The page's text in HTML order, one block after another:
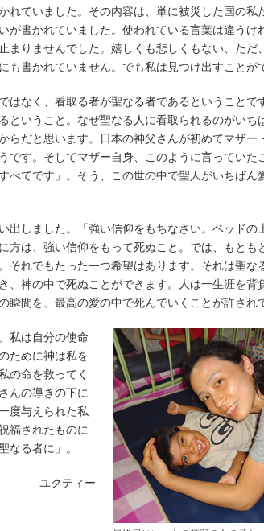
ていました。その内容は、単に被災した国の私
書かれていました。使われている言葉は違うけ
まりませんでした。嬉しくも悲しくもない、ただ
書かれていません。でも私は見つけ出すことが
なく、看取る者が聖なる者であるということで
いうこと。なぜ聖なる人に看取られるのがいち
だと思います。日本の神父さんが初めてマザー
す。そしてマザー自身、このように言っていた
てです」。そう、この世の中で聖人がいちばん
しました。「強い信仰をもちなさい。ベッドの
は、強い信仰をもって死ぬこと。では、もとも
れでもたった一つ希望はあります。それは聖な
、神の中で死ぬことができます。人は一生涯を背
間を、最高の愛の中で死んでいくことが許され
私は自分の使命
ために神は私を
の命を救ってく
んの導きの下に
度与えられた私
福されたものに
なる者に」。
ユクティー